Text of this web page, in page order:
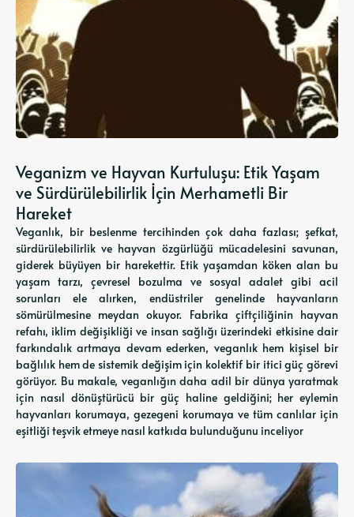
Veganizm ve Hayvan Kurtuluşu: Etik Yaşam
ve Sürdürülebilirlik İçin Merhametli Bir
Hareket
Veganlık, bir beslenme tercihinden çok daha fazlası; şefkat,
sürdürülebilirlik ve hayvan özgürlüğü mücadelesini savunan,
giderek büyüyen bir harekettir. Etik yaşamdan köken alan bu
yaşam tarzı, çevresel bozulma ve sosyal adalet gibi acil
sorunları ele alırken, endüstriler genelinde hayvanların
sömürülmesine meydan okuyor. Fabrika çiftçiliğinin hayvan
refahı, iklim değişikliği ve insan sağlığı üzerindeki etkisine dair
farkındalık artmaya devam ederken, veganlık hem kişisel bir
bağlılık hem de sistemik değişim için kolektif bir itici güç görevi
görüyor. Bu makale, veganlığın daha adil bir dünya yaratmak
için nasıl dönüştürücü bir güç haline geldiğini; her eylemin
hayvanları korumaya, gezegeni korumaya ve tüm canlılar için
eşitliği teşvik etmeye nasıl katkıda bulunduğunu inceliyor